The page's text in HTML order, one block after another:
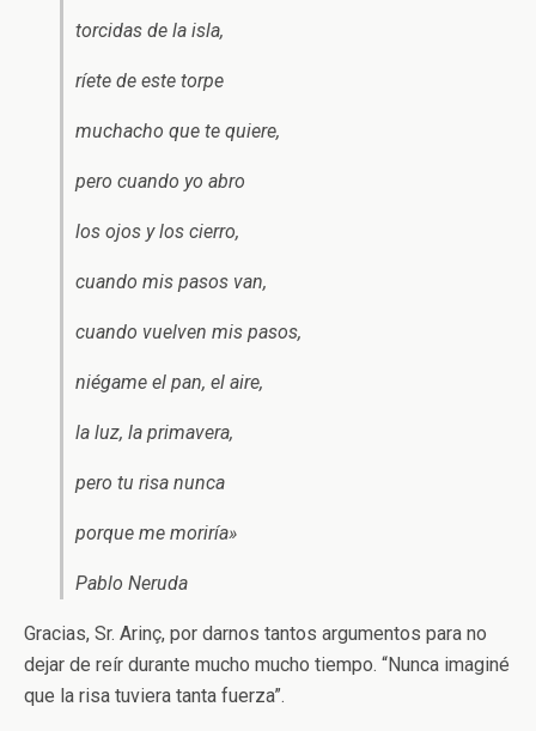
torcidas de la isla,
ríete de este torpe
muchacho que te quiere,
pero cuando yo abro
los ojos y los cierro,
cuando mis pasos van,
cuando vuelven mis pasos,
niégame el pan, el aire,
la luz, la primavera,
pero tu risa nunca
porque me moriría»
Pablo Neruda
Gracias, Sr. Arinç, por darnos tantos argumentos para no
dejar de reír durante mucho mucho tiempo. “Nunca imaginé
que la risa tuviera tanta fuerza”.